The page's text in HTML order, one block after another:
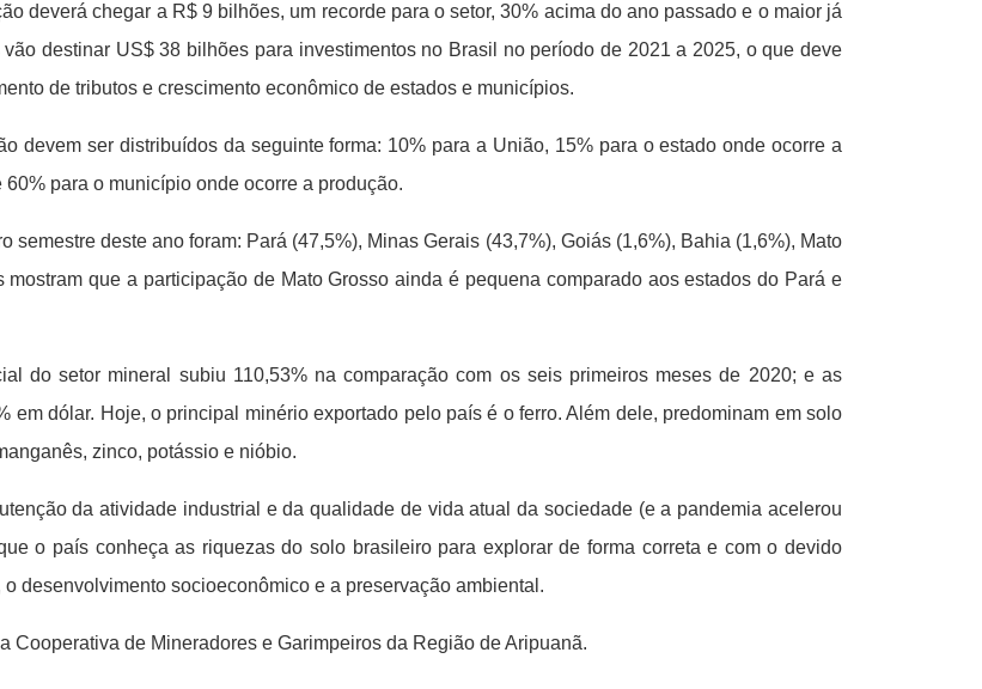
deverá chegar a R$ 9 bilhões, um recorde para o setor, 30% acima do ano passado e o maior já
destinar US$ 38 bilhões para investimentos no Brasil no período de 2021 a 2025, o que deve
de tributos e crescimento econômico de estados e municípios.
devem ser distribuídos da seguinte forma: 10% para a União, 15% para o estado onde ocorre a
para o município onde ocorre a produção.
deste ano foram: Pará (47,5%), Minas Gerais (43,7%), Goiás (1,6%), Bahia (1,6%), Mato
que a participação de Mato Grosso ainda é pequena comparado aos estados do Pará e
do setor mineral subiu 110,53% na comparação com os seis primeiros meses de 2020; e as
em dólar. Hoje, o principal minério exportado pelo país é o ferro. Além dele, predominam em solo
zinco, potássio e nióbio.
da atividade industrial e da qualidade de vida atual da sociedade (e a pandemia acelerou
o país conheça as riquezas do solo brasileiro para explorar de forma correta e com o devido
desenvolvimento socioeconômico e a preservação ambiental.
Cooperativa de Mineradores e Garimpeiros da Região de Aripuanã.